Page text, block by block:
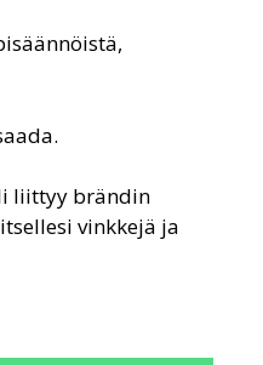
liittyy brändin
vinkkejä ja